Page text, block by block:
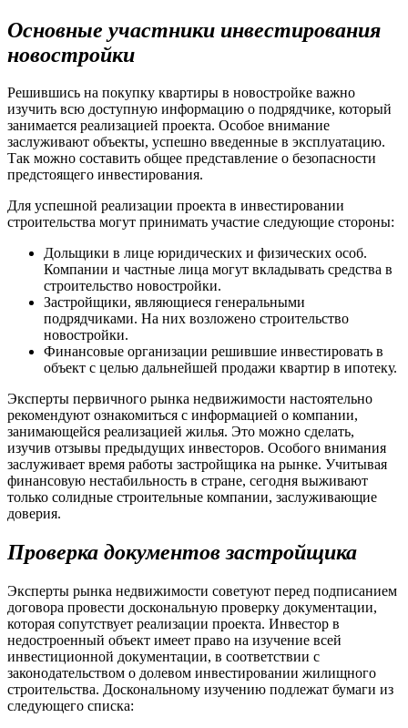
Основные участники инвестирования
новостройки
Решившись на покупку квартиры в новостройке важно
изучить всю доступную информацию о подрядчике, который
занимается реализацией проекта. Особое внимание
заслуживают объекты, успешно введенные в эксплуатацию.
Так можно составить общее представление о безопасности
предстоящего инвестирования.
Для успешной реализации проекта в инвестировании
строительства могут принимать участие следующие стороны:
Дольщики в лице юридических и физических особ.
Компании и частные лица могут вкладывать средства в
строительство новостройки.
Застройщики, являющиеся генеральными
подрядчиками. На них возложено строительство
новостройки.
Финансовые организации решившие инвестировать в
объект с целью дальнейшей продажи квартир в ипотеку.
Эксперты первичного рынка недвижимости настоятельно
рекомендуют ознакомиться с информацией о компании,
занимающейся реализацией жилья. Это можно сделать,
изучив отзывы предыдущих инвесторов. Особого внимания
заслуживает время работы застройщика на рынке. Учитывая
финансовую нестабильность в стране, сегодня выживают
только солидные строительные компании, заслуживающие
доверия.
Проверка документов застройщика
Эксперты рынка недвижимости советуют перед подписанием
договора провести доскональную проверку документации,
которая сопутствует реализации проекта. Инвестор в
недостроенный объект имеет право на изучение всей
инвестиционной документации, в соответствии с
законодательством о долевом инвестировании жилищного
строительства. Доскональному изучению подлежат бумаги из
следующего списка: